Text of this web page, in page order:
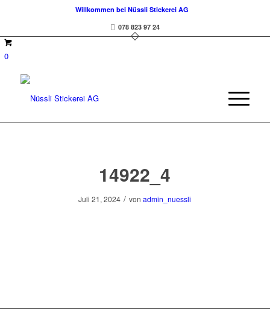
Willkommen bei Nüssli Stickerei AG
078 823 97 24
0
14922_4
Juli 21, 2024 / vonadmin_nuessli